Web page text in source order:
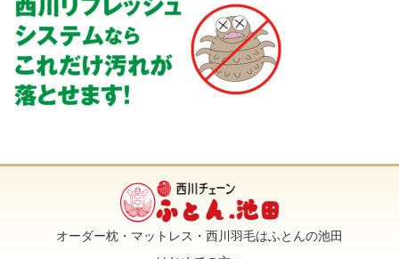
オーダー枕・マットレス・西川羽毛はふとんの池田